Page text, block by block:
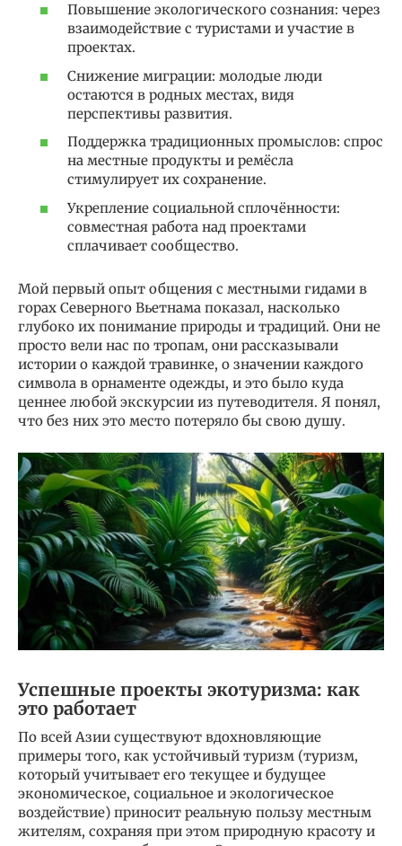
Повышение экологического сознания: через
взаимодействие с туристами и участие в
проектах.
Снижение миграции: молодые люди
остаются в родных местах, видя
перспективы развития.
Поддержка традиционных промыслов: спрос
на местные продукты и ремёсла
стимулирует их сохранение.
Укрепление социальной сплочённости:
совместная работа над проектами
сплачивает сообщество.
Мой первый опыт общения с местными гидами в
горах Северного Вьетнама показал, насколько
глубоко их понимание природы и традиций. Они не
просто вели нас по тропам, они рассказывали
истории о каждой травинке, о значении каждого
символа в орнаменте одежды, и это было куда
ценнее любой экскурсии из путеводителя. Я понял,
что без них это место потеряло бы свою душу.
Успешные проекты экотуризма: как
это работает
По всей Азии существуют вдохновляющие
примеры того, как устойчивый туризм (туризм,
который учитывает его текущее и будущее
экономическое, социальное и экологическое
воздействие) приносит реальную пользу местным
жителям, сохраняя при этом природную красоту и